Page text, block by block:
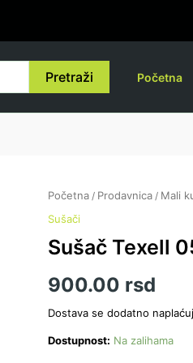
Pretraži Početna
Početna/ Prodavnica/ Mali
Sušači
Sušač Texell
900.00 rsd
Dostava se dodatno
Dostupnost: Na zalihama
Sušač
0503BS
količina